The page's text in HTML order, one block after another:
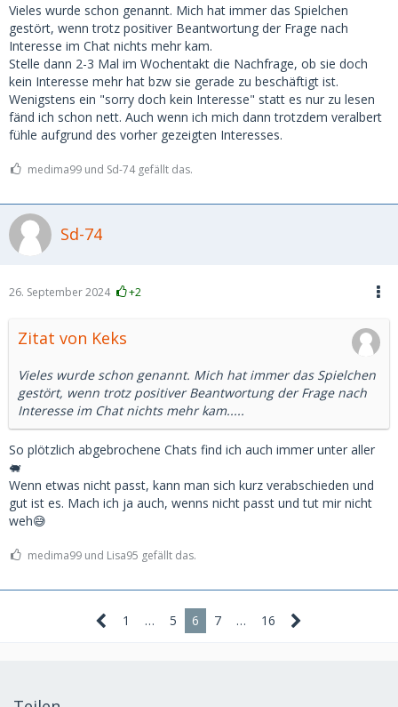
Vieles wurde schon genannt. Mich hat immer das Spielchen
gestört, wenn trotz positiver Beantwortung der Frage nach
Interesse im Chat nichts mehr kam.
Stelle dann 2-3 Mal im Wochentakt die Nachfrage, ob sie doch
kein Interesse mehr hat bzw sie gerade zu beschäftigt ist.
Wenigstens ein "sorry doch kein Interesse" statt es nur zu lesen
fänd ich schon nett. Auch wenn ich mich dann trotzdem veralbert
fühle aufgrund des vorher gezeigten Interesses.
medima99 und Sd-74 gefällt das.
Sd-74
26. September 2024 +2
Zitat von Keks
Vieles wurde schon genannt. Mich hat immer das Spielchen
gestört, wenn trotz positiver Beantwortung der Frage nach
Interesse im Chat nichts mehr kam.....
So plötzlich abgebrochene Chats find ich auch immer unter aller
🐖
Wenn etwas nicht passt, kann man sich kurz verabschieden und
gut ist es. Mach ich ja auch, wenns nicht passt und tut mir nicht
weh😅
medima99 und Lisa95 gefällt das.
1 … 5 6 7 … 16